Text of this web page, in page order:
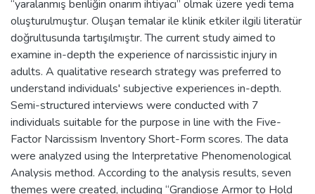
“yaralanmış benliğin onarım ihtiyacı” olmak üzere yedi tema
oluşturulmuştur. Oluşan temalar ile klinik etkiler ilgili literatür
doğrultusunda tartışılmıştır. The current study aimed to
examine in-depth the experience of narcissistic injury in
adults. A qualitative research strategy was preferred to
understand individuals' subjective experiences in-depth.
Semi-structured interviews were conducted with 7
individuals suitable for the purpose in line with the Five-
Factor Narcissism Inventory Short-Form scores. The data
were analyzed using the Interpretative Phenomenological
Analysis method. According to the analysis results, seven
themes were created, including “Grandiose Armor to Hold